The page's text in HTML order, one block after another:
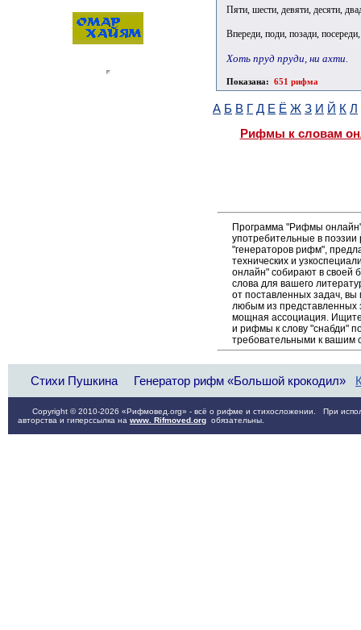
Пяти, шести, девяти, десяти,
Впереди, поди, позади,
Хоть пруд пруди, ни ахти.
Показана: 651 рифма
А Б В Г Д Е Ё Ж З И Й К Л
Рифмы к словам
Программа "Рифмы
употребительные в
"генераторов рифм",
технических и
онлайн" собирают в своей
слова для вашего
от поставленных задач,
любым из
мощная ассоциация. Ищите
и рифмы к слову "снабди"
требовательными к вашим
Стихи Пушкина Генератор рифм «Большой крокодил»
Copyright © 2010-2026 «Рифмовед.org» - всё о рифме и стихосложении. При
авторства и гиперссылка на www. Rifmoved.org обязательны.